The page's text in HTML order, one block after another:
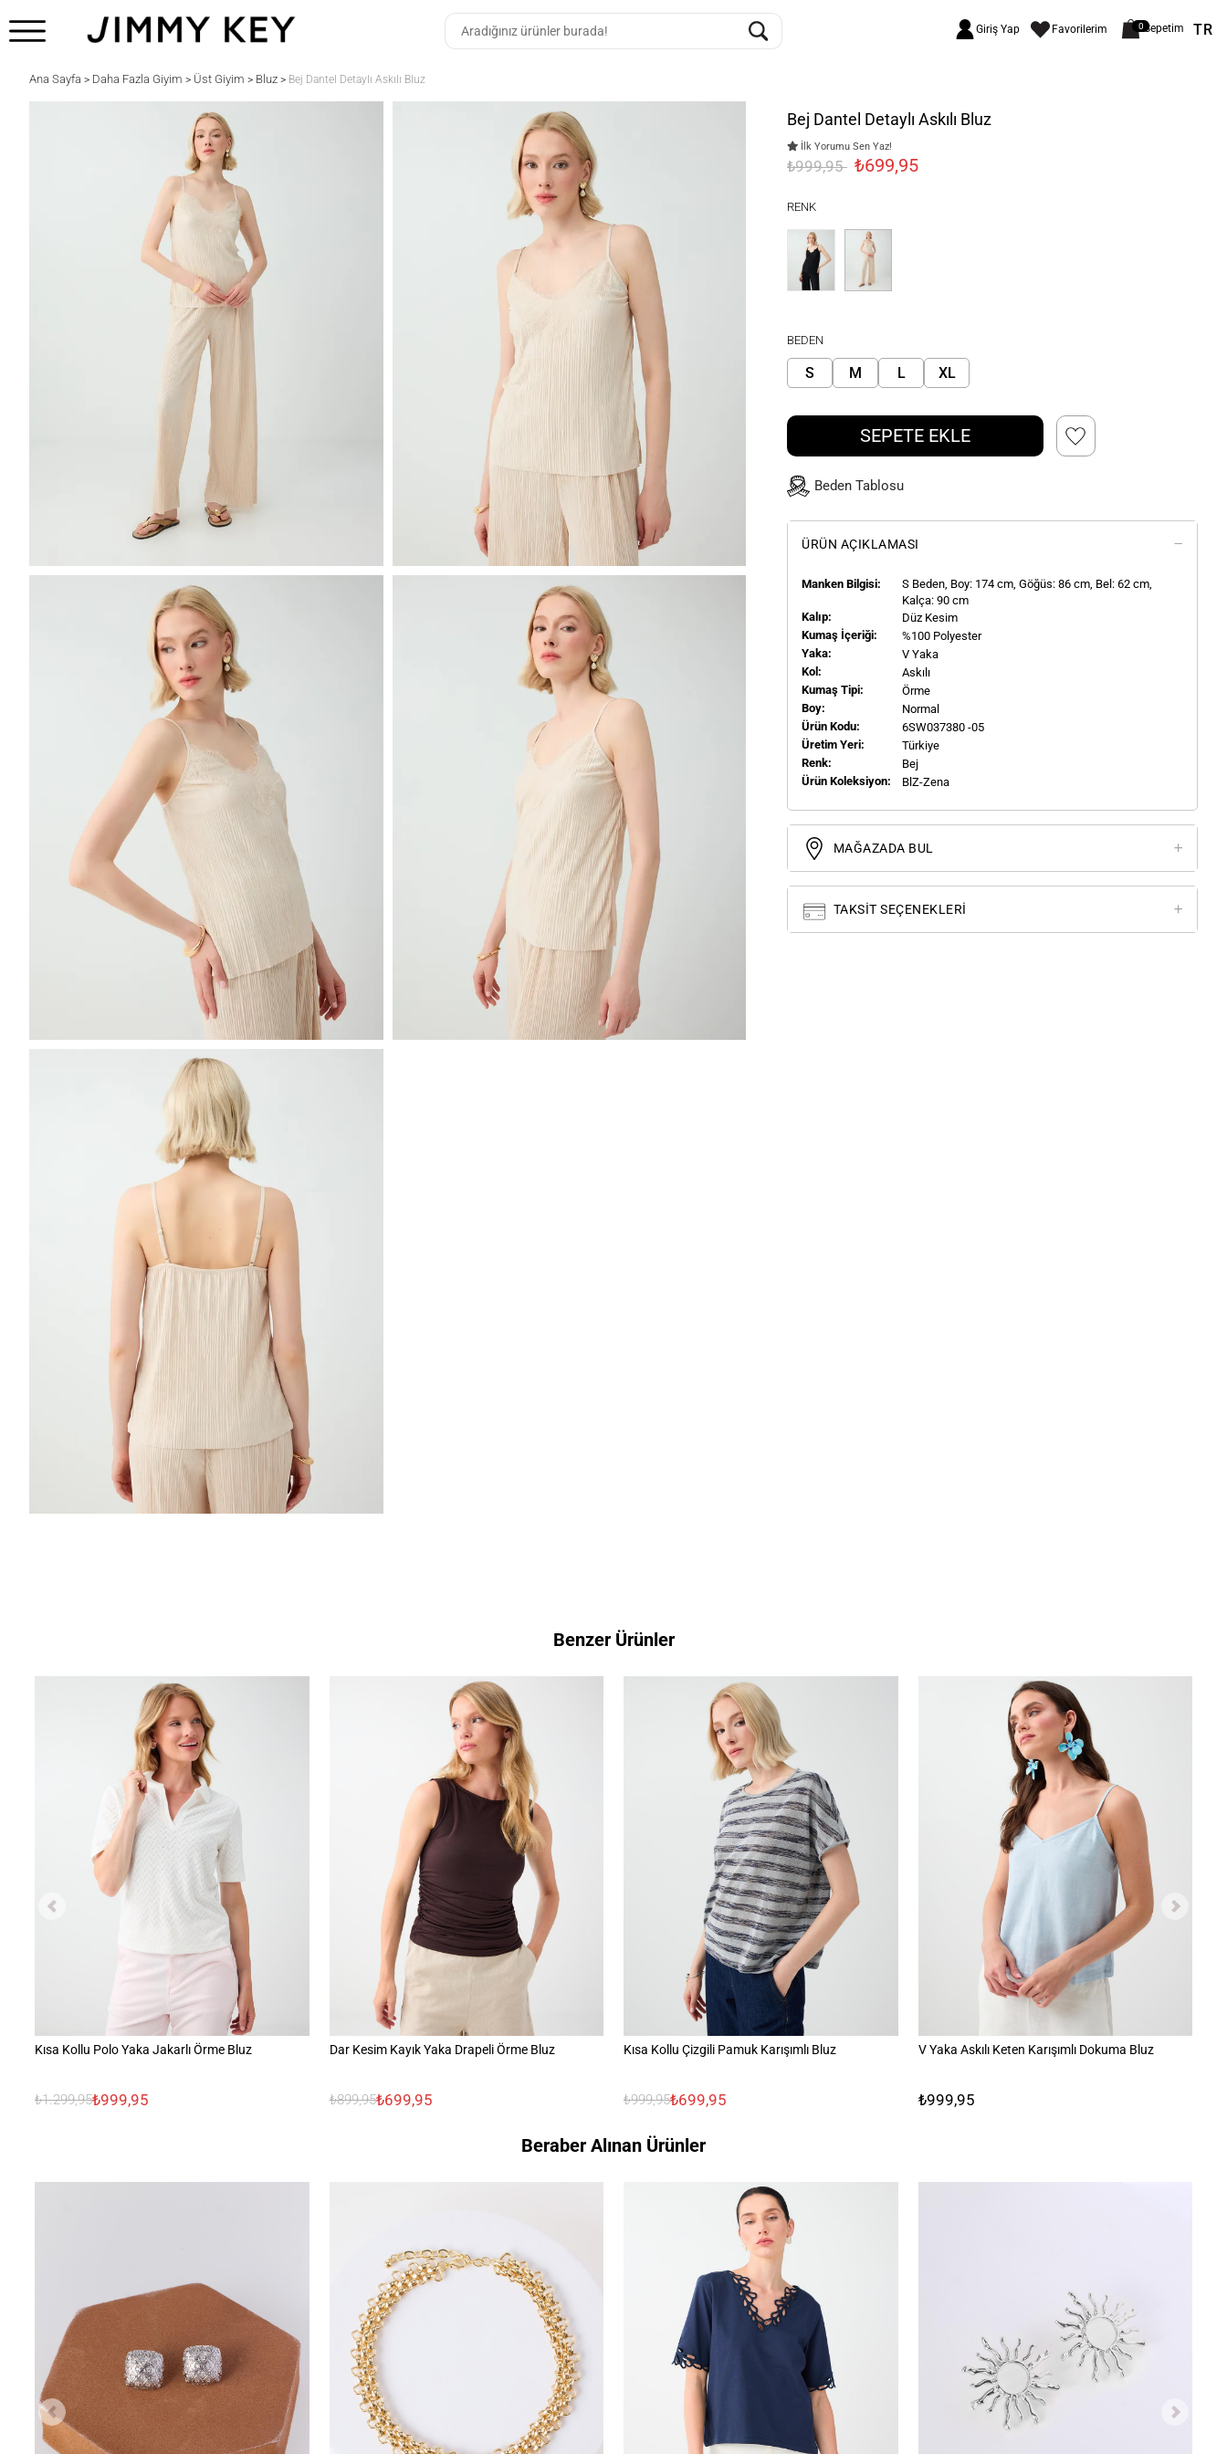
Giriş Yap Favorilerim 0Sepetim TR
Ana Sayfa > Daha Fazla Giyim > Üst Giyim > Bluz > Bej Dantel Detaylı Askılı Bluz
Bej Dantel Detaylı Askılı Bluz
İlk Yorumu Sen Yaz!
₺999,95 ₺699,95
RENK
BEDEN
S M L XL
SEPETE EKLE
Beden Tablosu
ÜRÜN AÇIKLAMASI
Manken Bilgisi: S Beden, Boy: 174 cm, Göğüs: 86 cm, Bel: 62 cm,
Kalça: 90 cm
Kalıp:
Düz Kesim
Kumaş İçeriği:
%100 Polyester
Yaka:
V Yaka
Kol:
Askılı
Kumaş Tipi:
Örme
Boy:
Normal
Ürün Kodu:
6SW037380 -05
Üretim Yeri:
Türkiye
Renk:
Bej
Ürün Koleksiyon:
BlZ-Zena
MAĞAZADA BUL
TAKSIT SEÇENEKLERI
Benzer Ürünler
Kısa Kollu Polo Yaka Jakarlı Örme Bluz
₺1.299,95₺999,95
Dar Kesim Kayık Yaka Drapeli Örme Bluz
₺899,95₺699,95
Kısa Kollu Çizgili Pamuk Karışımlı Bluz
₺999,95₺699,95
V Yaka Askılı Keten Karışımlı Dokuma Bluz
₺999,95
Beraber Alınan Ürünler